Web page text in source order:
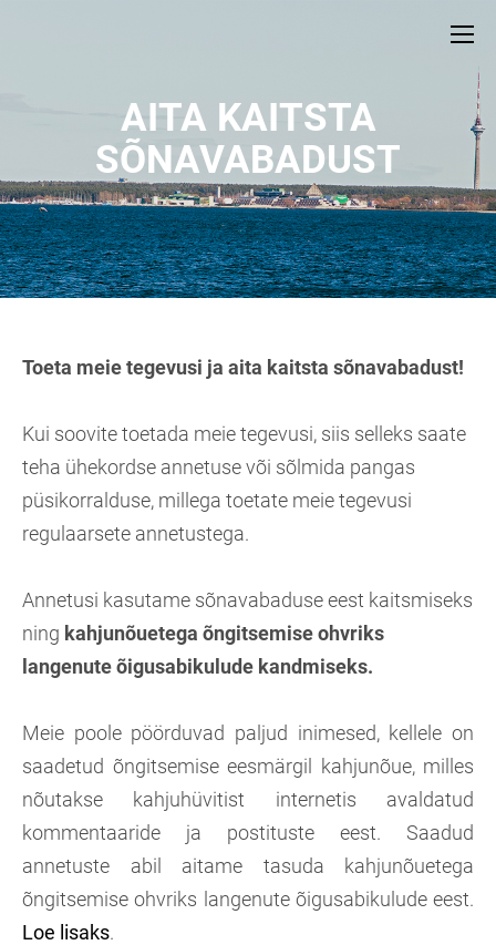
AITA KAITSTA
SÕNAVABADUST
Toeta meie tegevusi ja aita kaitsta sõnavabadust!
Kui soovite toetada meie tegevusi, siis selleks saate
teha ühekordse annetuse või sõlmida pangas
püsikorralduse, millega toetate meie tegevusi
regulaarsete annetustega.
Annetusi kasutame sõnavabaduse eest kaitsmiseks
ning kahjunõuetega õngitsemise ohvriks
langenute õigusabikulude kandmiseks.
Meie poole pöörduvad paljud inimesed, kellele on
saadetud õngitsemise eesmärgil kahjunõue, milles
nõutakse kahjuhüvitist internetis avaldatud
kommentaaride ja postituste eest. Saadud
annetuste abil aitame tasuda kahjunõuetega
õngitsemise ohvriks langenute õigusabikulude eest.
Loe lisaks.